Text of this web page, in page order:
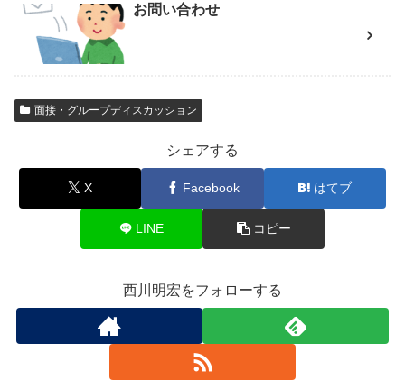
お問い合わせ
面接・グループディスカッション
シェアする
X Facebook はてブ
LINE コピー
西川明宏をフォローする